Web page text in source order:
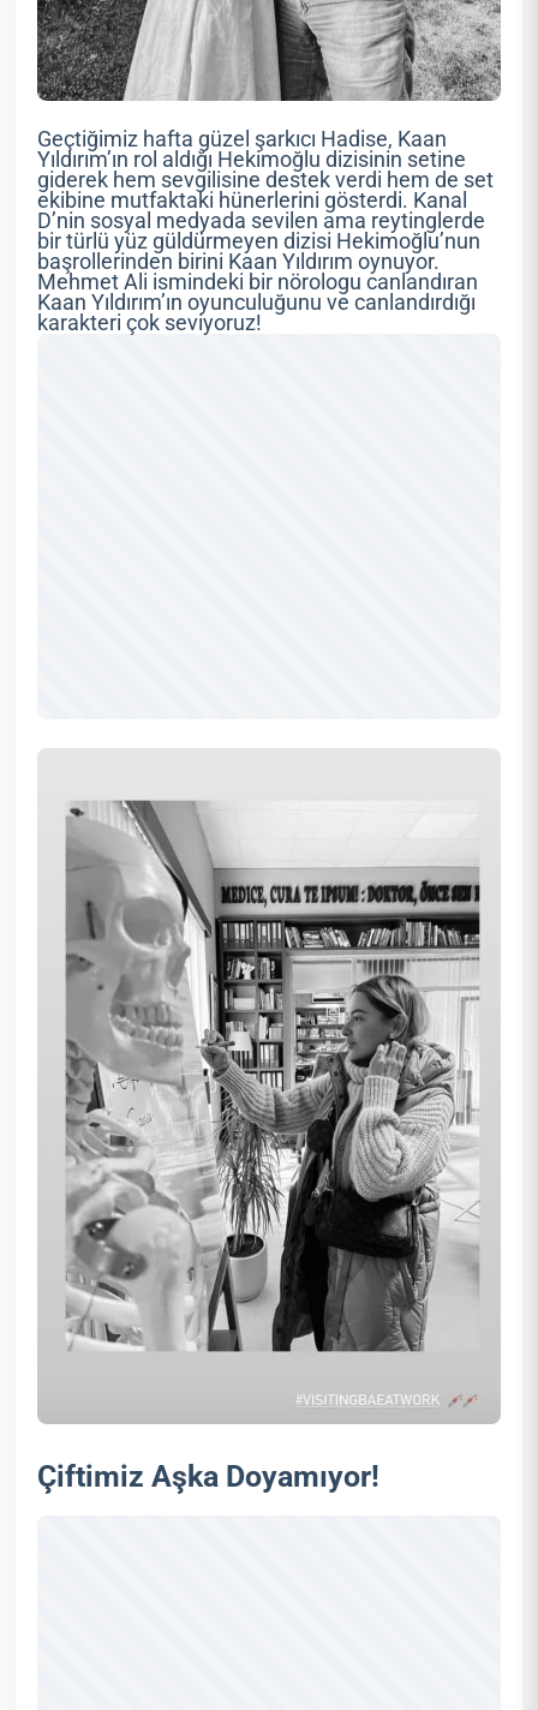
Geçtiğimiz hafta güzel şarkıcı Hadise, Kaan
Yıldırım’ın rol aldığı Hekimoğlu dizisinin setine
giderek hem sevgilisine destek verdi hem de set
ekibine mutfaktaki hünerlerini gösterdi. Kanal
D’nin sosyal medyada sevilen ama reytinglerde
bir türlü yüz güldürmeyen dizisi Hekimoğlu’nun
başrollerinden birini Kaan Yıldırım oynuyor.
Mehmet Ali ismindeki bir nörologu canlandıran
Kaan Yıldırım’ın oyunculuğunu ve canlandırdığı
karakteri çok seviyoruz!
Çiftimiz Aşka Doyamıyor!